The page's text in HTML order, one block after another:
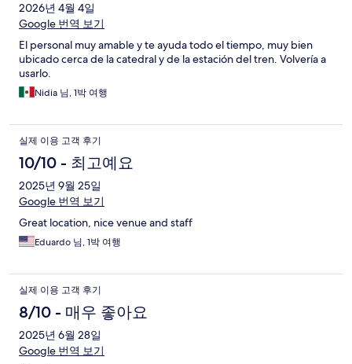
2026년 4월 4일
Google 번역 보기
El personal muy amable y te ayuda todo el tiempo, muy bien
ubicado cerca de la catedral y de la estación del tren. Volvería a
usarlo.
Nidia 님, 1박 여행
실제 이용 고객 후기
10/10 - 최고예요
2025년 9월 25일
Google 번역 보기
Great location, nice venue and staff
Eduardo 님, 1박 여행
실제 이용 고객 후기
8/10 - 매우 좋아요
2025년 6월 28일
Google 번역 보기